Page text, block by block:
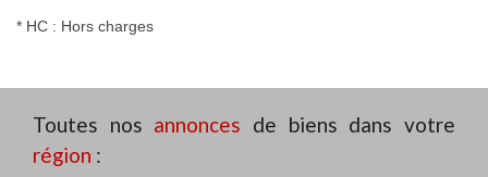
* HC : Hors charges
Toutes nos annonces de biens dans votre
région :